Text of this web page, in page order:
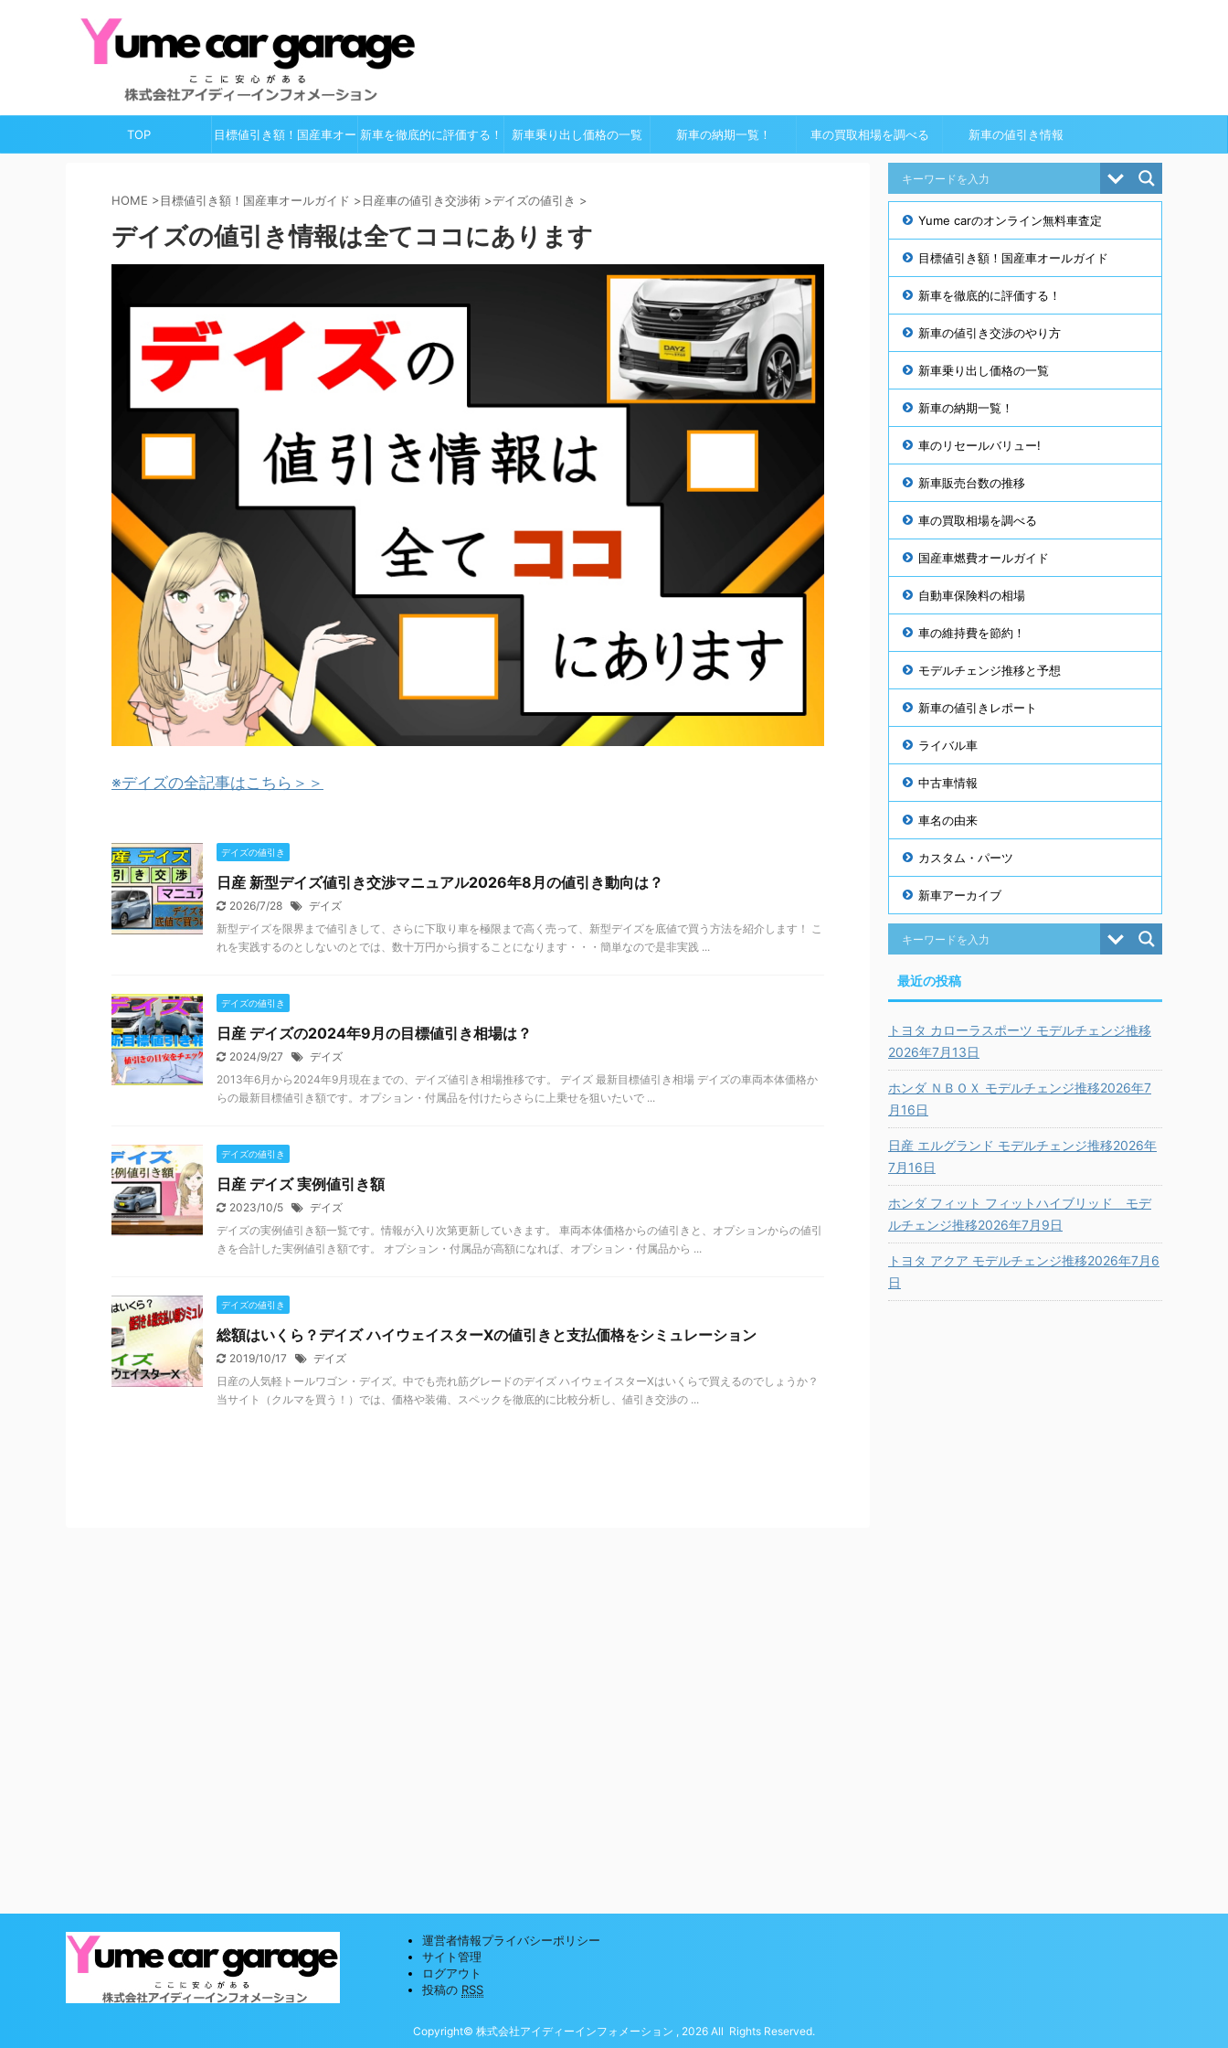
TOP 目標値引き額！国産車オー 新車を徹底的に評価する！ 新車乗り出し価格の一覧 新車の納期一覧！ 車の買取相場を調べる 新車の値引き情報
HOME >目標値引き額！国産車オールガイド >日産車の値引き交渉術 >デイズの値引き >
デイズの値引き情報は全てココにあります
※デイズの全記事はこちら＞＞
デイズの値引き
日産 新型デイズ値引き交渉マニュアル2026年8月の値引き動向は？
2026/7/28
デイズ
新型デイズを限界まで値引きして、さらに下取り車を極限まで高く売って、新型デイズを底値で買う方法を紹介します！ こ
れを実践するのとしないのとでは、数十万円から損することになります・・・簡単なので是非実践 ...
デイズの値引き
日産 デイズの2024年9月の目標値引き相場は？
2024/9/27
デイズ
2013年6月から2024年9月現在までの、デイズ値引き相場推移です。 デイズ 最新目標値引き相場 デイズの車両本体価格か
らの最新目標値引き額です。オプション・付属品を付けたらさらに上乗せを狙いたいで ...
デイズの値引き
日産 デイズ 実例値引き額
2023/10/5
デイズ
デイズの実例値引き額一覧です。情報が入り次第更新していきます。 車両本体価格からの値引きと、オプションからの値引
きを合計した実例値引き額です。 オプション・付属品が高額になれば、オプション・付属品から ...
デイズの値引き
総額はいくら？デイズ ハイウェイスターXの値引きと支払価格をシミュレーション
2019/10/17
デイズ
日産の人気軽トールワゴン・デイズ。中でも売れ筋グレードのデイズ ハイウェイスターXはいくらで買えるのでしょうか？
当サイト（クルマを買う！）では、価格や装備、スペックを徹底的に比較分析し、値引き交渉の ...
Yume carのオンライン無料車査定
目標値引き額！国産車オールガイド
新車を徹底的に評価する！
新車の値引き交渉のやり方
新車乗り出し価格の一覧
新車の納期一覧！
車のリセールバリュー!
新車販売台数の推移
車の買取相場を調べる
国産車燃費オールガイド
自動車保険料の相場
車の維持費を節約！
モデルチェンジ推移と予想
新車の値引きレポート
ライバル車
中古車情報
車名の由来
カスタム・パーツ
新車アーカイブ
最近の投稿
トヨタ カローラスポーツ モデルチェンジ推移
2026年7月13日
ホンダ ＮＢＯＸ モデルチェンジ推移2026年7
月16日
日産 エルグランド モデルチェンジ推移2026年
7月16日
ホンダ フィット フィットハイブリッド モデ
ルチェンジ推移2026年7月9日
トヨタ アクア モデルチェンジ推移2026年7月6
日
運営者情報プライバシーポリシー
サイト管理
ログアウト
投稿の RSS
Copyright© 株式会社アイディーインフォメーション , 2026 All Rights Reserved.